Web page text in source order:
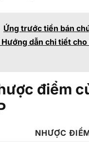
Ứng trước tiền bán
Hướng dẫn chi tiết cho
điểm
NHƯỢC